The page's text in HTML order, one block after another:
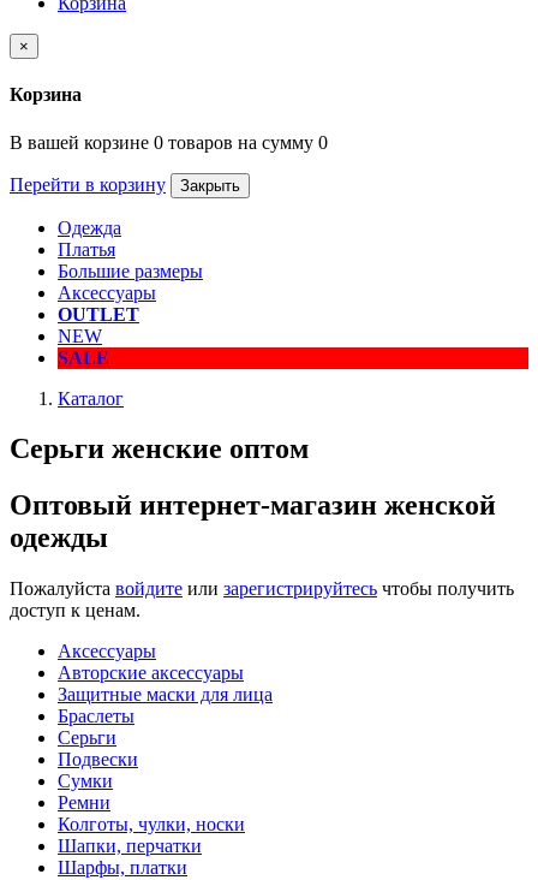
×
Корзина
В вашей корзине 0 товаров на сумму 0
Перейти в корзину Закрыть
Одежда
Платья
Большие размеры
Аксессуары
OUTLET
NEW
SALE
Каталог
Серьги женские оптом
Оптовый интернет-магазин женской
одежды
Пожалуйста войдите или зарегистрируйтесь чтобы получить
доступ к ценам.
Аксессуары
Авторские аксессуары
Защитные маски для лица
Браслеты
Серьги
Подвески
Сумки
Ремни
Колготы, чулки, носки
Шапки, перчатки
Шарфы, платки